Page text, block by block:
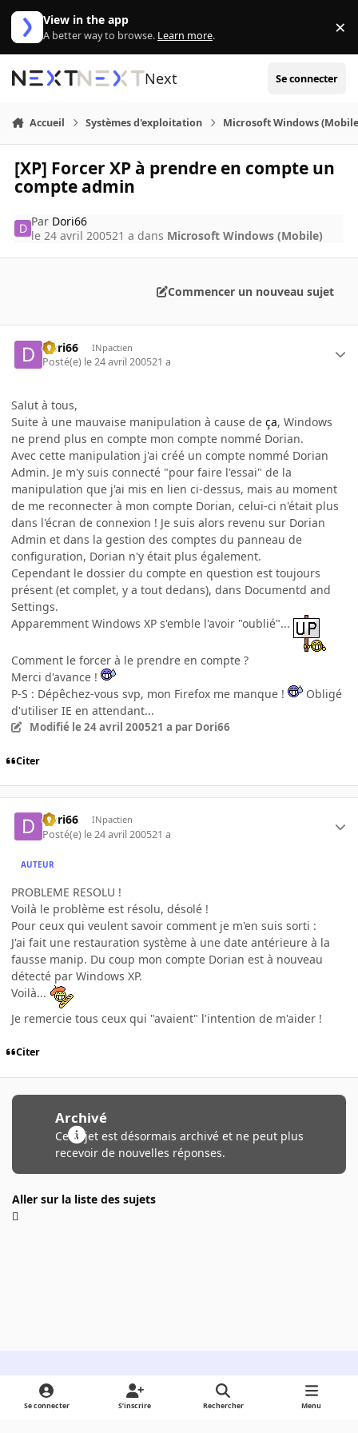
Aller au contenu
View in the app
A better way to browse. Learn more. ×
Next Se connecter
Accueil Systèmes d'exploitation Microsoft Windows
[XP] Forcer XP à prendre en compte un
compte admin
Par Dori66
le 24 avril 200521 a dans Microsoft Windows (Mobile)
Commencer un nouveau sujet
Dori66 INpactien
Posté(e) le 24 avril 200521 a
Salut à tous,
Suite à une mauvaise manipulation à cause de ça, Windows
ne prend plus en compte mon compte nommé Dorian.
Avec cette manipulation j'ai créé un compte nommé Dorian
Admin. Je m'y suis connecté "pour faire l'essai" de la
manipulation que j'ai mis en lien ci-dessus, mais au moment
de me reconnecter à mon compte Dorian, celui-ci n'était plus
dans l'écran de connexion ! Je suis alors revenu sur Dorian
Admin et dans la gestion des comptes du panneau de
configuration, Dorian n'y était plus également.
Cependant le dossier du compte en question est toujours
présent (et complet, y a tout dedans), dans Documentd and
Settings.
Apparemment Windows XP s'emble l'avoir "oublié"...
Comment le forcer à le prendre en compte ?
Merci d'avance !
P-S : Dépêchez-vous svp, mon Firefox me manque !
Obligé
d'utiliser IE en attendant...
Modifié le 24 avril 200521 a par Dori66
Citer
Dori66 INpactien
Posté(e) le 24 avril 200521 a
AUTEUR
PROBLEME RESOLU !
Voilà le problème est résolu, désolé !
Pour ceux qui veulent savoir comment je m'en suis sorti :
J'ai fait une restauration système à une date antérieure à la
fausse manip. Du coup mon compte Dorian est à nouveau
détecté par Windows XP.
Voilà...
Je remercie tous ceux qui "avaient" l'intention de m'aider !
Citer
Archivé
Ce sujet est désormais archivé et ne peut plus
recevoir de nouvelles réponses.
Aller sur la liste des sujets
Light ModeDark ModeSystem Preference
Se connecter S’inscrire Rechercher Menu